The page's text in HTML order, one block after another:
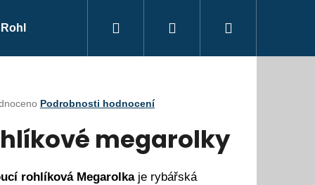
Rohlíkové rolky Partneři výrobků RS Boilies
Přihlášení
Podrobnosti hodnocení
megarolky
rohlíková Megarolkaje rybářská